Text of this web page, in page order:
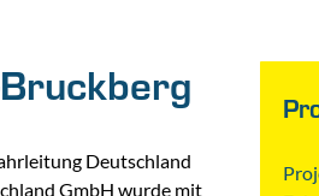
Deutschland
GmbH wurde mit